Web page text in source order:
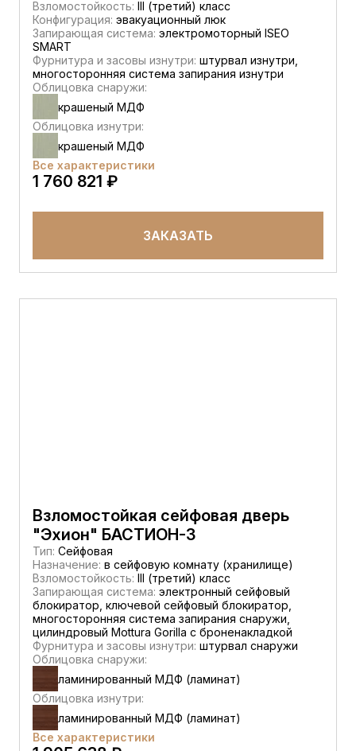
Взломостойкость: III (третий) класс
Конфигурация: эвакуационный люк
Запирающая система: электромоторный ISEO
SMART
Фурнитура и засовы изнутри: штурвал изнутри,
многосторонняя система запирания изнутри
Облицовка снаружи:
крашеный МДФ
Облицовка изнутри:
крашеный МДФ
Все характеристики
1 760 821 ₽
ЗАКАЗАТЬ
Взломостойкая сейфовая дверь
"Эхион" БАСТИОН-3
Тип: Сейфовая
Назначение: в сейфовую комнату (хранилище)
Взломостойкость: III (третий) класс
Запирающая система: электронный сейфовый
блокиратор, ключевой сейфовый блокиратор,
многосторонняя система запирания снаружи,
цилиндровый Mottura Gorilla с броненакладкой
Фурнитура и засовы изнутри: штурвал снаружи
Облицовка снаружи:
ламинированный МДФ (ламинат)
Облицовка изнутри:
ламинированный МДФ (ламинат)
Все характеристики